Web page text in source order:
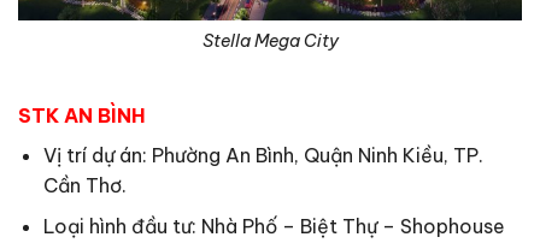
Stella Mega City
STK AN BÌNH
Vị trí dự án: Phường An Bình, Quận Ninh Kiều, TP.
Cần Thơ.
Loại hình đầu tư: Nhà Phố – Biệt Thự – Shophouse